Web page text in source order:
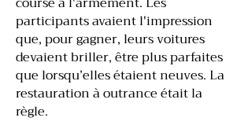
participants avaient l'impression
que, pour gagner, leurs voitures
devaient briller, être plus parfaites
que lorsqu’elles étaient neuves. La
restauration à outrance était la
règle.